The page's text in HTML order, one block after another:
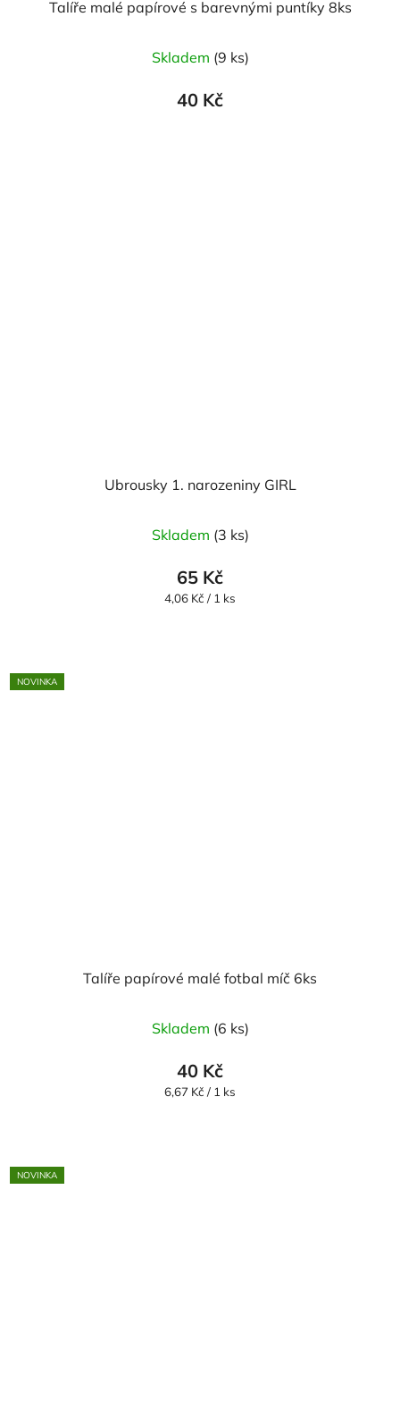
Talíře malé papírové s barevnými puntíky 8ks
Skladem (9 ks)
40 Kč
Ubrousky 1. narozeniny GIRL
Skladem (3 ks)
65 Kč
Měrná
4,06 Kč / 1 ks
NOVINKA
Talíře papírové malé fotbal míč 6ks
Skladem (6 ks)
40 Kč
Měrná
6,67 Kč / 1 ks
NOVINKA